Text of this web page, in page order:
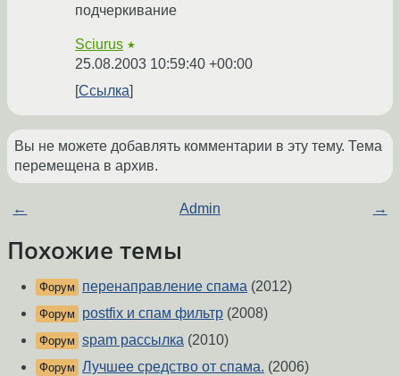
подчеркивание
Sciurus ★
25.08.2003 10:59:40 +00:00
Ссылка
Вы не можете добавлять комментарии в эту тему. Тема
перемещена в архив.
← Admin →
Похожие темы
Форум перенаправление спама (2012)
Форум postfix и спам фильтр (2008)
Форум spam рассылка (2010)
Форум Лучшее средство от спама. (2006)